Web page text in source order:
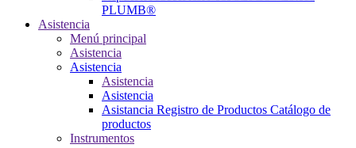
PLUMB®
Asistencia
Menú principal
Asistencia
Asistencia
Asistencia
Asistencia
Asistancia Registro de Productos Catálogo de
productos
Instrumentos